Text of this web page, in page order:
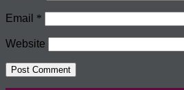
Email *
Website